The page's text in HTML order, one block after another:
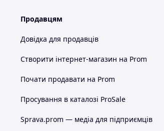
Продавцям
Довідка для продавців
Створити інтернет-магазин на Prom
Почати продавати на Prom
Просування в каталозі ProSale
Sprava.prom — медіа для підприємців